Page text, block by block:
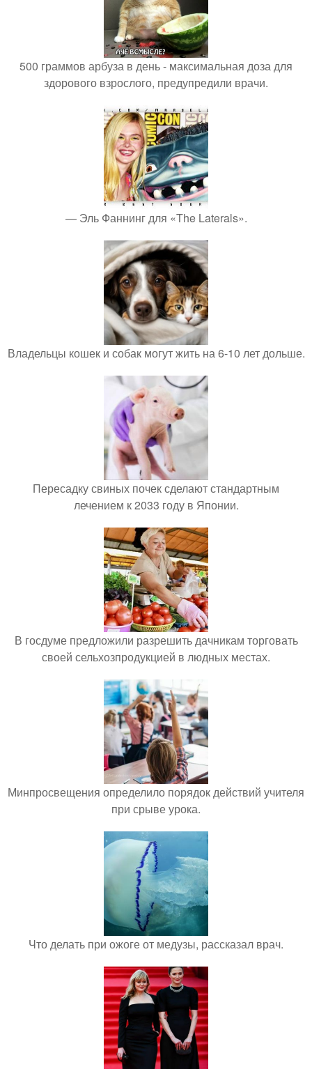
500 граммов арбуза в день - максимальная доза для
здорового взрослого, предупредили врачи.
— Эль Фаннинг для «The Laterals».
Владельцы кошек и собак могут жить на 6-10 лет дольше.
Пересадку свиных почек сделают стандартным
лечением к 2033 году в Японии.
В госдуме предложили разрешить дачникам торговать
своей сельхозпродукцией в людных местах.
Минпросвещения определило порядок действий учителя
при срыве урока.
Что делать при ожоге от медузы, рассказал врач.